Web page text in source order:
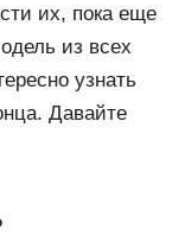
их, пока еще
из всех
узнать
Давайте